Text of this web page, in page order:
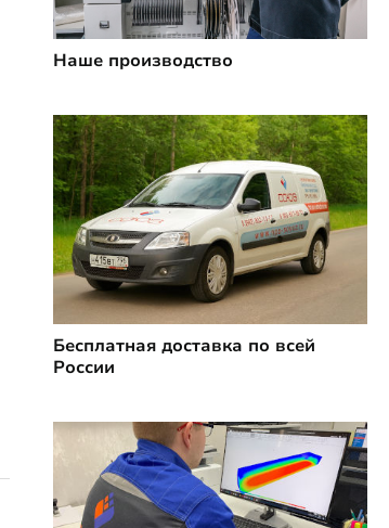
Наше производство
Бесплатная доставка по всей
России